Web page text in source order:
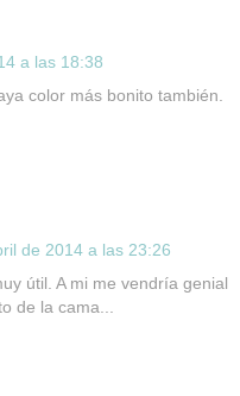
a las 18:38
color más bonito también.
de 2014 a las 23:26
útil. A mi me vendría genial
de la cama...